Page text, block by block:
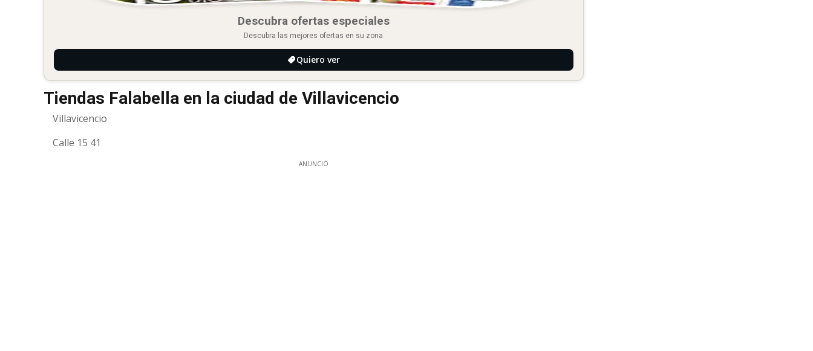
Descubra ofertas especiales
Descubra las mejores ofertas en su zona
Quiero ver
Tiendas Falabella en la ciudad de Villavicencio
Villavicencio
Calle 15 41
ANUNCIO